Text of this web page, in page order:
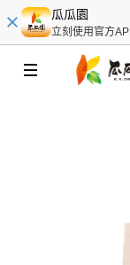
瓜瓜園
立刻使用官方